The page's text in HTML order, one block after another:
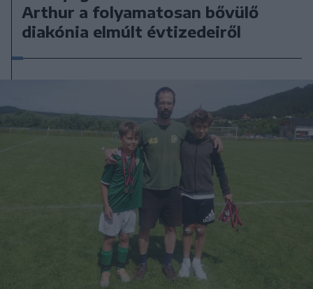
Arthur a folyamatosan bővülő
diakónia elmúlt évtizedeiről